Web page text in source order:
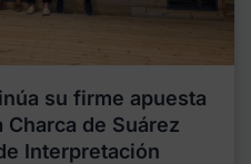
su firme apuesta
de Suárez
Interpretación